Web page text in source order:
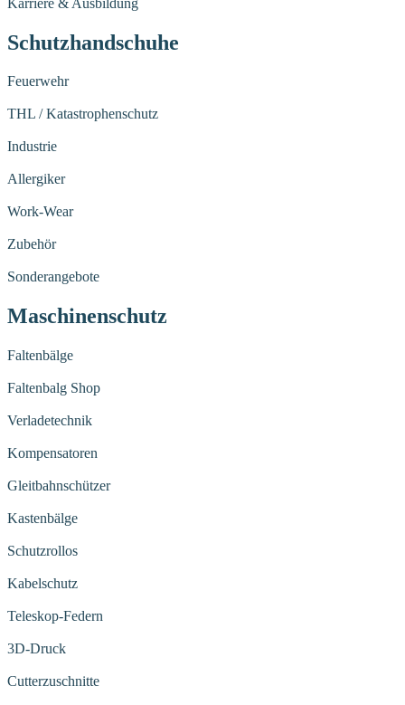
Schutzhandschuhe
Feuerwehr
THL / Katastrophenschutz
Industrie
Allergiker
Work-Wear
Zubehör
Sonderangebote
Maschinenschutz
Faltenbälge
Faltenbalg Shop
Verladetechnik
Kompensatoren
Gleitbahnschützer
Kastenbälge
Schutzrollos
Kabelschutz
Teleskop-Federn
3D-Druck
Cutterzuschnitte